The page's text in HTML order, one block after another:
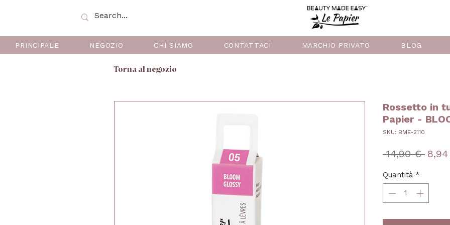
PRINCIPALE NEGOZIO CHI SIAMO CONTATTACI MARCHIO PRIVATO BLOG
Torna al negozio
Rossetto in
Papier -
SKU: BME-2110
14,90 €
Quantità *